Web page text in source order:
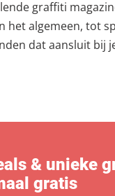
graffiti
het algemeen, tot
dat aansluit bij
& unieke
gratis